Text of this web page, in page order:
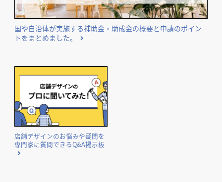
国や自治体が実施する補助金・助成金の概要と申請のポイン
トをまとめました。
店舗デザインのお悩みや疑問を
専門家に質問できるQ&A掲示板